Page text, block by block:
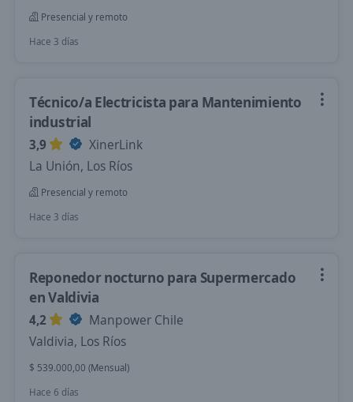
Presencial y remoto
Hace 3 días
Técnico/a Electricista para Mantenimiento
industrial
3,9
XinerLink
La Unión, Los Ríos
Presencial y remoto
Hace 3 días
Reponedor nocturno para Supermercado
en Valdivia
4,2
Manpower Chile
Valdivia, Los Ríos
$ 539.000,00 (Mensual)
Hace 6 días